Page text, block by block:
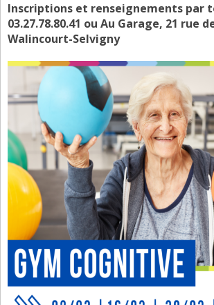
Inscriptions et renseignements par
03.27.78.80.41 ou Au Garage, 21 rue
Walincourt-Selvigny